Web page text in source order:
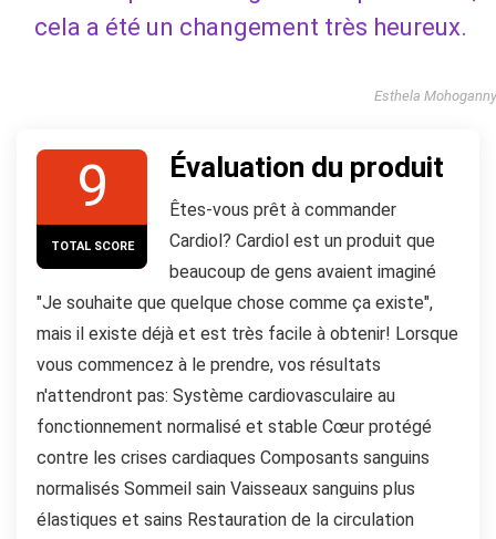
cela a été un changement très heureux.
Esthela Mohoganny
9
TOTAL SCORE
Évaluation du produit
Êtes-vous prêt à commander
Cardiol? Cardiol est un produit que
beaucoup de gens avaient imaginé
"Je souhaite que quelque chose comme ça existe",
mais il existe déjà et est très facile à obtenir! Lorsque
vous commencez à le prendre, vos résultats
n'attendront pas: Système cardiovasculaire au
fonctionnement normalisé et stable Cœur protégé
contre les crises cardiaques Composants sanguins
normalisés Sommeil sain Vaisseaux sanguins plus
élastiques et sains Restauration de la circulation